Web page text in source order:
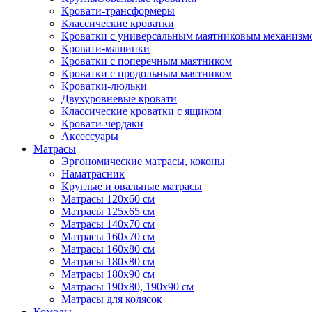
Кровати-трансформеры
Классические кроватки
Кроватки с универсальным маятниковым
Кровати-машинки
Кроватки с поперечным маятником
Кроватки с продольным маятником
Кроватки-люльки
Двухуровневые кровати
Классические кроватки с ящиком
Кровати-чердаки
Аксессуары
Матрасы
Эргономические матрасы, коконы
Наматрасник
Круглые и овальные матрасы
Матрасы 120х60 см
Матрасы 125х65 см
Матрасы 140х70 см
Матрасы 160х70 см
Матрасы 160х80 см
Матрасы 180х80 см
Матрасы 180х90 см
Матрасы 190х80, 190х90 см
Матрасы для колясок